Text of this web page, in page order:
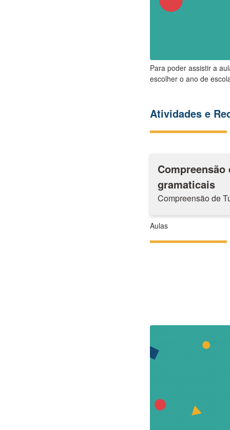
Para poder assistir a
escolher o ano de
Atividades e
gramaticais
Compreensão de
Aulas